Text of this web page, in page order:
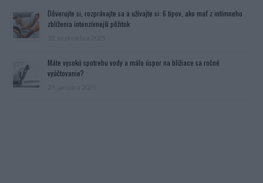
Dôverujte si, rozprávajte sa a užívajte si: 6 tipov, ako mať z intímneho
zblíženia intenzívnejší pôžitok
Máte vysokú spotrebu vody a málo úspor na blížiace sa ročné
vyúčtovanie?